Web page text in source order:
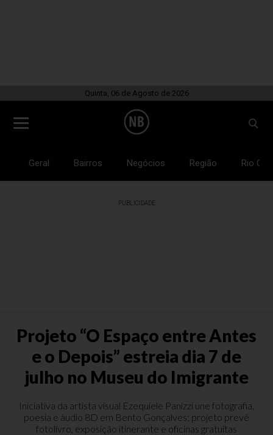
Quinta, 06 de Agosto de 2026
Geral Bairros Negócios Região Rio
PUBLICIDADE
Projeto “O Espaço entre Antes
e o Depois” estreia dia 7 de
julho no Museu do Imigrante
Iniciativa da artista visual Ezequiele Panizzi une fotografia,
poesia e áudio 8D em Bento Gonçalves; projeto prevê
fotolivro, exposição itinerante e oficinas gratuitas